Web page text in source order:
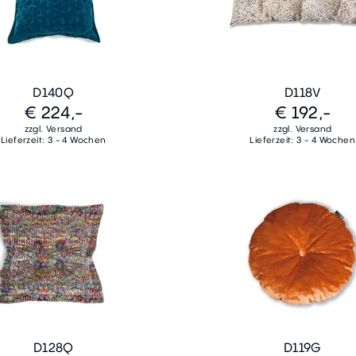
D140Q
€ 224,-
zzgl. Versand
Lieferzeit: 3 - 4 Wochen
D118V
€ 192,-
zzgl. Versand
Lieferzeit: 3 - 4 Wochen
D128Q D119G